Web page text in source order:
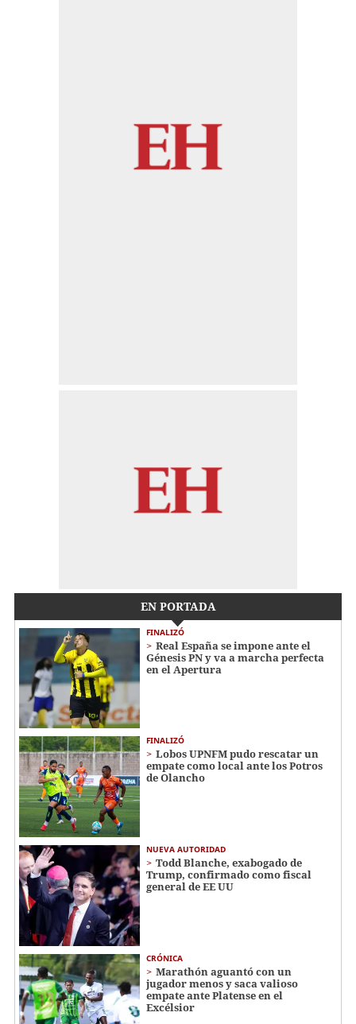
EN PORTADA
FINALIZÓ
Real España se impone ante el
Génesis PN y va a marcha perfecta
en el Apertura
FINALIZÓ
Lobos UPNFM pudo rescatar un
empate como local ante los Potros
de Olancho
NUEVA AUTORIDAD
Todd Blanche, exabogado de
Trump, confirmado como fiscal
general de EE UU
CRÓNICA
Marathón aguantó con un
jugador menos y saca valioso
empate ante Platense en el
Excélsior